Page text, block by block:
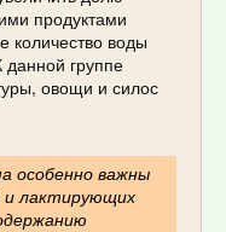
продуктами
количество воды
группе
овощи и силос
особенно важны
и лактирующих